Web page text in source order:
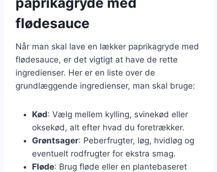
flødesauce
Når man skal lave en lækker paprikagryde med
flødesauce, er det vigtigt at have de rette
ingredienser. Her er en liste over de
grundlæggende ingredienser, man skal bruge:
Kød: Vælg mellem kylling, svinekød eller
oksekød, alt efter hvad du foretrækker.
Grøntsager: Peberfrugter, løg, hvidløg og
eventuelt rodfrugter for ekstra smag.
Fløde: Brug fløde eller en plantebaseret